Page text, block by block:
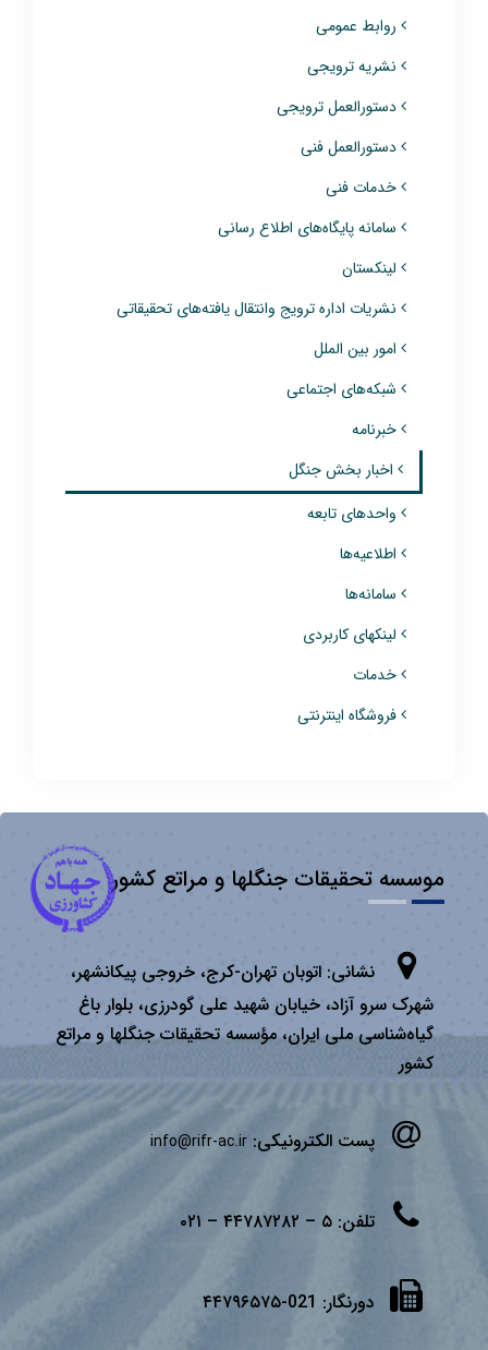
روابط عمومی
نشریه ترویجی
دستورالعمل ترویجی
دستورالعمل فنی
خدمات فنی
سامانه پایگاه‌های اطلاع رسانی
لینکستان
نشریات اداره ترویج وانتقال یافته‌های تحقیقاتی
امور بین الملل
شبکه‌های اجتماعی
خبرنامه
اخبار بخش جنگل
واحدهای تابعه
اطلاعیه‌ها
سامانه‌ها
لینکهای کاربردی
خدمات
فروشگاه اینترنتی
موسسه تحقیقات جنگلها و مراتع کشور
نشانی: اتوبان تهران­-كرج، خروجی پیكانشهر،
شهرک سرو آزاد، خیابان شهید علی گودرزی، بلوار باغ
گیاه‌شناسی ملی ایران، مؤسسه تحقیقات جنگلها و مراتع
كشور
پست الکترونیکی: info@rifr-ac.ir
تلفن: ۵ – ۴۴۷۸۷۲۸۲ – ۰۲۱
دورنگار: 021-۴۴۷۹۶۵۷۵